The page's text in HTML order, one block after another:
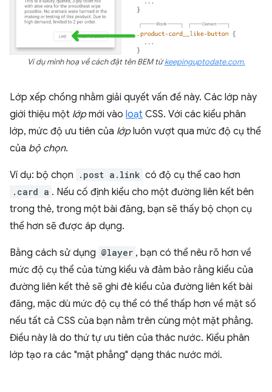
Ví dụ minh hoạ về cách đặt tên BEM từkeepinguptodate.com.
Lớp xếp chồng nhằm giải quyết vấn đề này. Các lớp này
giới thiệu một lớpmới vào loạt CSS. Với các kiểu phân
lớp, mức độ ưu tiên của lớpluôn vượt qua mức độ cụ thể
của bộ chọn.
Ví dụ: bộ chọn .post a.link có độ cụ thể cao hơn
.card a . Nếu cố định kiểu cho một đường liên kết bên
trong thẻ, trong một bài đăng, bạn sẽ thấy bộ chọn cụ
thể hơn sẽ được áp dụng.
Bằng cách sử dụng @layer , bạn có thể nêu rõ hơn về
mức độ cụ thể của từng kiểu và đảm bảo rằng kiểu của
đường liên kết thẻ sẽ ghi đè kiểu của đường liên kết bài
đăng, mặc dù mức độ cụ thể có thể thấp hơn về mặt số
nếu tất cả CSS của bạn nằm trên cùng một mặt phẳng.
Điều này là do thứ tự ưu tiên của thác nước. Kiểu phân
lớp tạo ra các "mặt phẳng" dạng thác nước mới.